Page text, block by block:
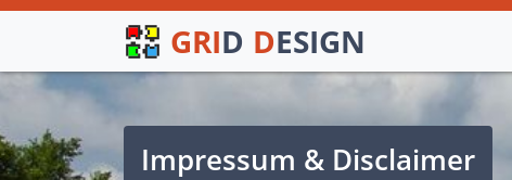
GRID DESIGN
Impressum & Disclaimer